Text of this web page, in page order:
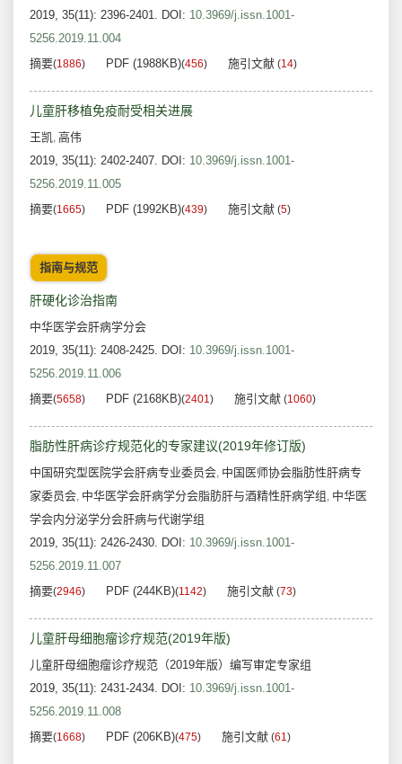
2019, 35(11): 2396-2401. DOI: 10.3969/j.issn.1001-
5256.2019.11.004
摘要(1886) PDF (1988KB)(456) 施引文献 (14)
儿童肝移植免疫耐受相关进展
王凯, 高伟
2019, 35(11): 2402-2407. DOI: 10.3969/j.issn.1001-
5256.2019.11.005
摘要(1665) PDF (1992KB)(439) 施引文献 (5)
指南与规范
肝硬化诊治指南
中华医学会肝病学分会
2019, 35(11): 2408-2425. DOI: 10.3969/j.issn.1001-
5256.2019.11.006
摘要(5658) PDF (2168KB)(2401) 施引文献 (1060)
脂肪性肝病诊疗规范化的专家建议(2019年修订版)
中国研究型医院学会肝病专业委员会, 中国医师协会脂肪性肝病专
家委员会, 中华医学会肝病学分会脂肪肝与酒精性肝病学组 , 中华医
学会内分泌学分会肝病与代谢学组
2019, 35(11): 2426-2430. DOI: 10.3969/j.issn.1001-
5256.2019.11.007
摘要(2946) PDF (244KB)(1142) 施引文献 (73)
儿童肝母细胞瘤诊疗规范(2019年版)
儿童肝母细胞瘤诊疗规范（2019年版）编写审定专家组
2019, 35(11): 2431-2434. DOI: 10.3969/j.issn.1001-
5256.2019.11.008
摘要(1668) PDF (206KB)(475) 施引文献 (61)